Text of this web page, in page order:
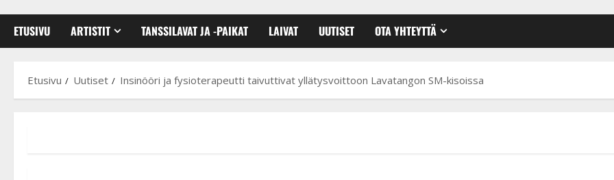
ETUSIVU ARTISTIT TANSSILAVAT JA -PAIKAT LAIVAT UUTISET OTA YHTEYTTÄ
Etusivu Uutiset Insinööri ja fysioterapeutti taivuttivat yllätysvoittoon Lavatangon SM-kisoissa